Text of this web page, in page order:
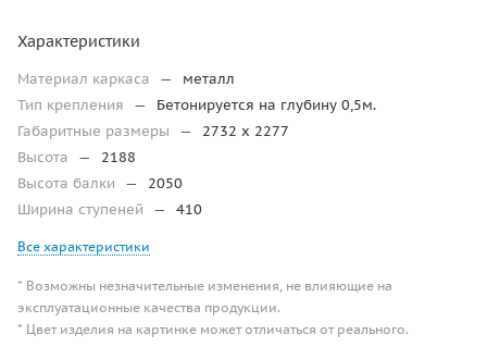
Характеристики
Материал каркаса —
металл
Тип крепления
—
Бетонируется на глубину 0,5м.
Габаритные размеры
—
2732 х 2277
Высота
—
2188
Высота балки
—
2050
Ширина ступеней
— 410
Все характеристики
* Возможны незначительные изменения, не влияющие на
эксплуатационные качества продукции.
* Цвет изделия на картинке может отличаться от реального.